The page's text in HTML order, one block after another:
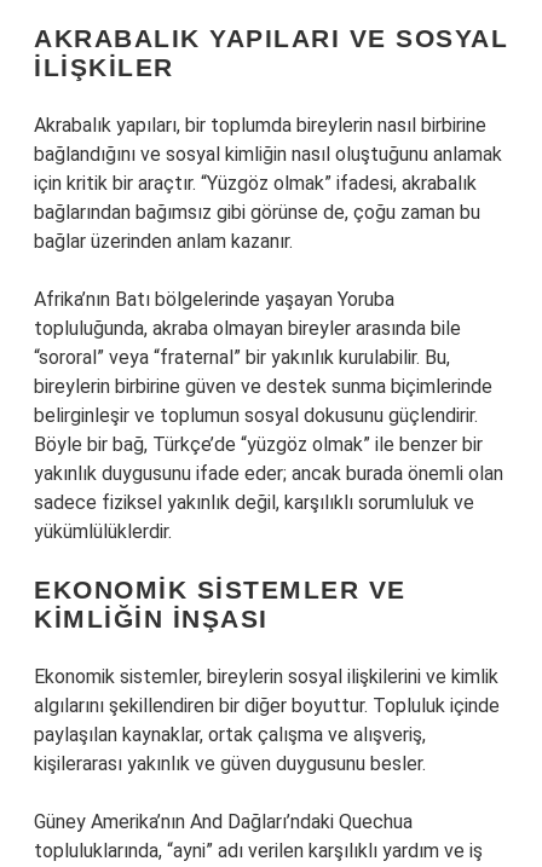
AKRABALIK YAPILARI VE SOSYAL
İLIŞKILER
Akrabalık yapıları, bir toplumda bireylerin nasıl birbirine
bağlandığını ve sosyal kimliğin nasıl oluştuğunu anlamak
için kritik bir araçtır. “Yüzgöz olmak” ifadesi, akrabalık
bağlarından bağımsız gibi görünse de, çoğu zaman bu
bağlar üzerinden anlam kazanır.
Afrika’nın Batı bölgelerinde yaşayan Yoruba
topluluğunda, akraba olmayan bireyler arasında bile
“sororal” veya “fraternal” bir yakınlık kurulabilir. Bu,
bireylerin birbirine güven ve destek sunma biçimlerinde
belirginleşir ve toplumun sosyal dokusunu güçlendirir.
Böyle bir bağ, Türkçe’de “yüzgöz olmak” ile benzer bir
yakınlık duygusunu ifade eder; ancak burada önemli olan
sadece fiziksel yakınlık değil, karşılıklı sorumluluk ve
yükümlülüklerdir.
EKONOMIK SISTEMLER VE
KIMLIĞIN İNŞASI
Ekonomik sistemler, bireylerin sosyal ilişkilerini ve kimlik
algılarını şekillendiren bir diğer boyuttur. Topluluk içinde
paylaşılan kaynaklar, ortak çalışma ve alışveriş,
kişilerarası yakınlık ve güven duygusunu besler.
Güney Amerika’nın And Dağları’ndaki Quechua
topluluklarında, “ayni” adı verilen karşılıklı yardım ve iş